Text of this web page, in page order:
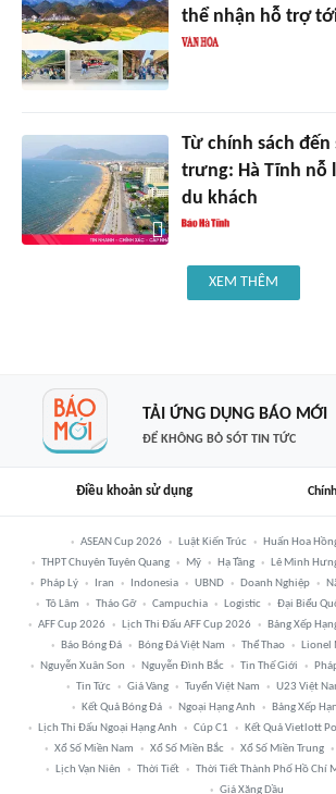
thể nhận hỗ trợ
Từ chính sách đến
trưng: Hà Tĩnh nỗ
du khách
XEM THÊM
TẢI ỨNG DỤNG BÁO MỚI
ĐỂ KHÔNG BỎ SÓT TIN TỨC
Điều khoản sử dụng
ASEAN Cup 2026 Luật Kiến Trúc Huấn Hoa
THPT Chuyên Tuyên Quang
Mỹ Hạ Tầng Lê Minh
Pháp Lý
Iran Indonesia UBND Doanh Nghiệp
Tô Lâm
Tháo Gỡ Campuchia Logistic Đại Biểu
AFF Cup 2026
Lịch Thi Đấu AFF Cup 2026 Bảng Xếp
Báo Bóng Đá
Bóng Đá Việt Nam Thể Thao Lionel
Nguyễn Xuân Son
Nguyễn Đình Bắc Tin Thế Giới
Tin Tức
Giá Vàng Tuyển Việt Nam U23 Việt
Kết Quả Bóng Đá
Ngoại Hạng Anh
Bảng Xếp
Lịch Thi Đấu Ngoại Hạng Anh
Cúp C1 Kết Quả Vietlott
Xổ Số Miền Nam
Xổ Số Miền Bắc Xổ Số Miền Trung
Lịch Vạn Niên
Thời Tiết Thời Tiết Thành Phố Hồ Chí
Giá Xăng Dầu